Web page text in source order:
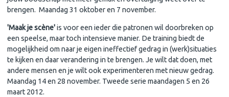
brengen. Maandag 31 oktober en 7 november.
'Maak je scène'is voor een ieder die patronen wil doorbreken op
een speelse, maar toch intensieve manier. De training biedt de
mogelijkheid om naar je eigen ineffectief gedrag in (werk)situaties
te kijken en daar verandering in te brengen. Je wilt dat doen, met
andere mensen en je wilt ook experimenteren met nieuw gedrag.
Maandag 14 en 28 november. Tweede serie maandagen 5 en 26
maart 2012.